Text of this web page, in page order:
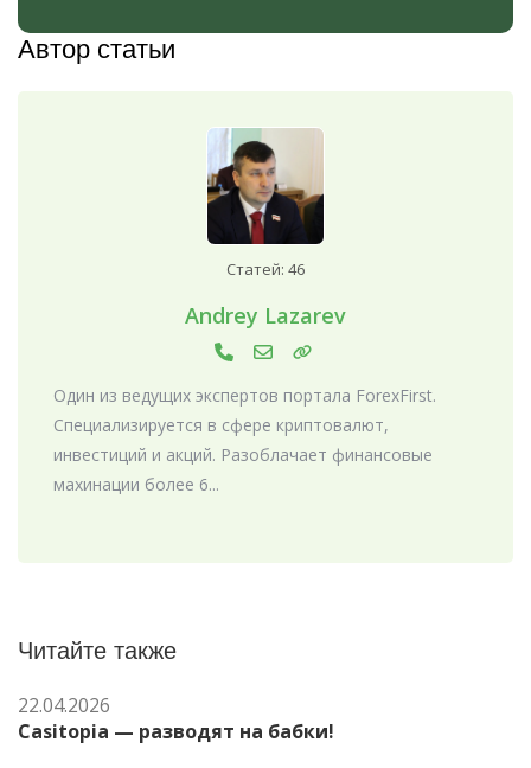
Автор статьи
Статей: 46
Andrey Lazarev
Один из ведущих экспертов портала ForexFirst.
Специализируется в сфере криптовалют,
инвестиций и акций. Разоблачает финансовые
махинации более 6...
Читайте также
22.04.2026
Casitopia — разводят на бабки!